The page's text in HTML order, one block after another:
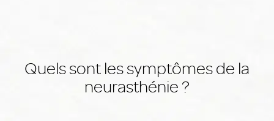
Quels sont les symptômes de la
neurasthénie ?